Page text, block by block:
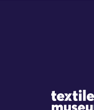
Site Logo